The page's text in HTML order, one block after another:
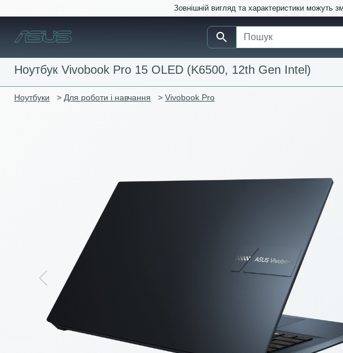
Зовнішній вигляд та характеристики можуть
Ноутбук Vivobook Pro 15 OLED (K6500, 12th Gen Intel)
Ноутбуки > Для роботи і навчання > Vivobook Pro
Previous